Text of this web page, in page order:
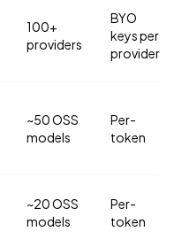
100+
providers
BYO
keys per
provider
~50 OSS
models
Per-
token
~20 OSS
models
Per-
token